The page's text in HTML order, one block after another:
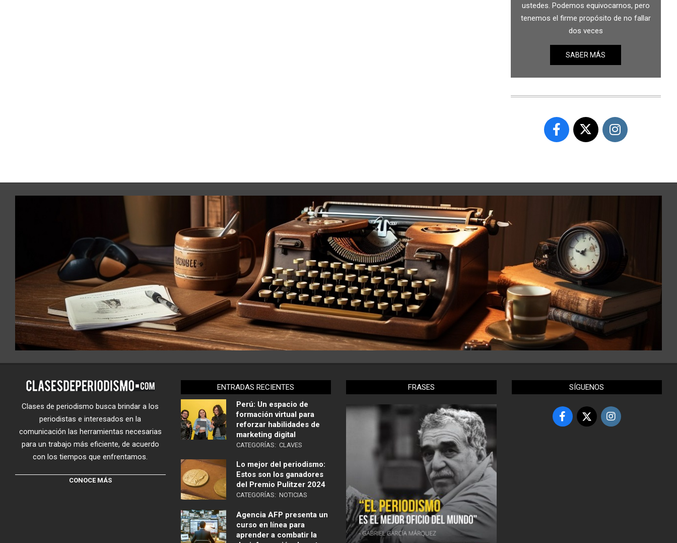
ustedes. Podemos equivocarnos, pero
tenemos el firme propósito de no fallar
dos veces
SABER MÁS
Clases de periodismo busca brindar a los
periodistas e interesados en la
comunicación las herramientas necesarias
para un trabajo más eficiente, de acuerdo
con los tiempos que enfrentamos.
CONOCE MÁS
ENTRADAS RECIENTES
Perú: Un espacio de
formación virtual para
reforzar habilidades de
marketing digital
CATEGORÍAS: CLAVES
Lo mejor del periodismo:
Estos son los ganadores
del Premio Pulitzer 2024
CATEGORÍAS: NOTICIAS
Agencia AFP presenta un
curso en línea para
aprender a combatir la
FRASES SÍGUENOS